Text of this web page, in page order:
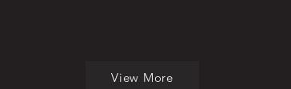
View More